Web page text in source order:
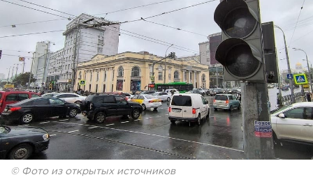
© Фото из открытых источников